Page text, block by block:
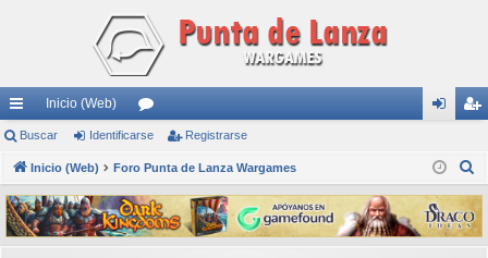
nl
ac
es
rá
Inicio (Web)
or
os nti
fic
ar
ist
ra
rs
Buscar Identificarse Registrarse
Inicio (Web) Foro Punta de Lanza Wargames
s
c